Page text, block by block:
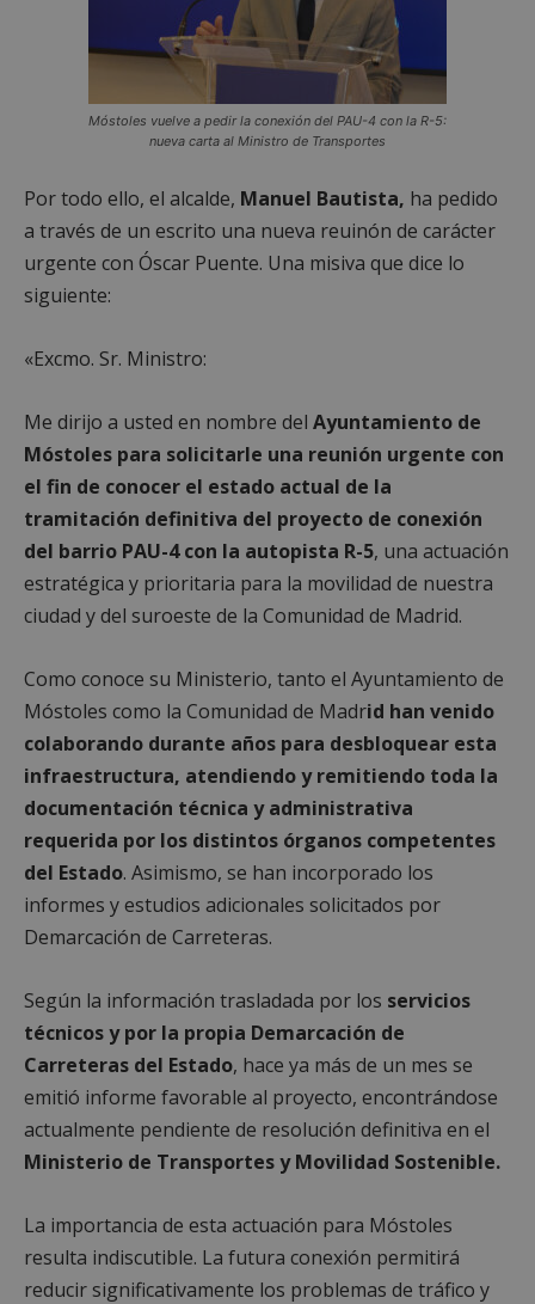
Móstoles vuelve a pedir la conexión del PAU-4 con la R-5:
nueva carta al Ministro de Transportes
Por todo ello, el alcalde, Manuel Bautista, ha pedido
a través de un escrito una nueva reuinón de carácter
urgente con Óscar Puente. Una misiva que dice lo
siguiente:
«Excmo. Sr. Ministro:
Me dirijo a usted en nombre del Ayuntamiento de
Móstoles para solicitarle una reunión urgente con
el fin de conocer el estado actual de la
tramitación definitiva del proyecto de conexión
del barrio PAU-4 con la autopista R-5, una actuación
estratégica y prioritaria para la movilidad de nuestra
ciudad y del suroeste de la Comunidad de Madrid.
Como conoce su Ministerio, tanto el Ayuntamiento de
Móstoles como la Comunidad de Madrid han venido
colaborando durante años para desbloquear esta
infraestructura, atendiendo y remitiendo toda la
documentación técnica y administrativa
requerida por los distintos órganos competentes
del Estado. Asimismo, se han incorporado los
informes y estudios adicionales solicitados por
Demarcación de Carreteras.
Según la información trasladada por los servicios
técnicos y por la propia Demarcación de
Carreteras del Estado, hace ya más de un mes se
emitió informe favorable al proyecto, encontrándose
actualmente pendiente de resolución definitiva en el
Ministerio de Transportes y Movilidad Sostenible.
La importancia de esta actuación para Móstoles
resulta indiscutible. La futura conexión permitirá
reducir significativamente los problemas de tráfico y